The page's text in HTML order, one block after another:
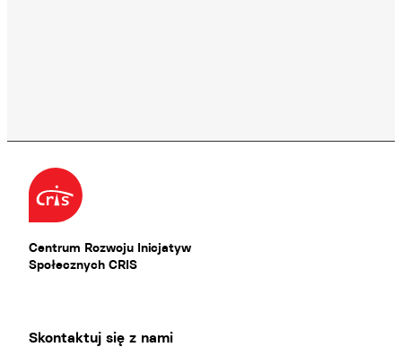
Centrum Rozwoju Inicjatyw
Społecznych CRIS
Skontaktuj się z nami